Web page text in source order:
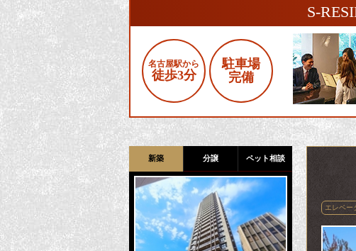
S-
名古屋駅から
徒歩3分
駐車場
完備
新築 分譲 ペット相談
エレベー